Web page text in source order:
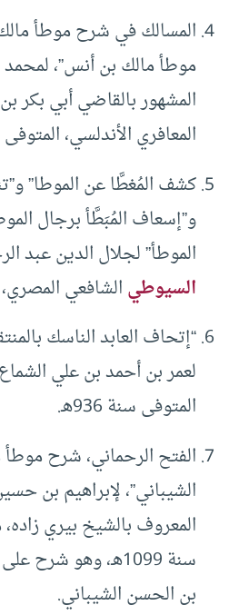
المسالك في شرح موطأ
موطأ مالك بن أنس”، لمحمد
المشهور بالقاضي أبي بكر
المعافري الأندلسي، المتوفى سنة
كشف المُغطَّا عن الموطا”
و”إسعاف المُبَطَّأ برجال
الموطأ” لجلال الدين عبد
السيوطيالشافعي المصري،
“إتحاف العابد الناسك
لعمر بن أحمد بن علي
المتوفى سنة 936هـ.
الفتح الرحماني، شرح
الشيباني”، لإبراهيم بن
المعروف بالشيخ بيري
سنة 1099هـ، وهو
بن الحسن الشيباني.